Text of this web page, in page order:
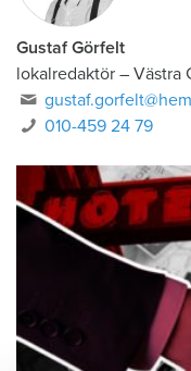
Gustaf Görfelt
lokalredaktör – Västra
010-459 24 79